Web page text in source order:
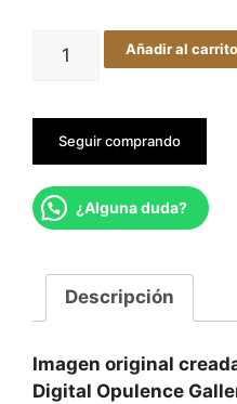
OPULENCE
cantidad
Añadir al carrito
Seguir comprando
¿Alguna duda?
Descripción
Imagen original
Digital Opulence